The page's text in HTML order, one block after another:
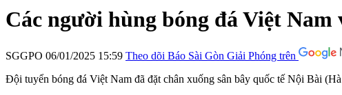
Các người hùng bóng đá Việt
SGGPO 06/01/2025 15:59 Theo dõi Báo Sài Gòn Giải Phóng trên
Đội tuyển bóng đá Việt Nam đã đặt chân xuống sân bây quốc tế Nội Bài